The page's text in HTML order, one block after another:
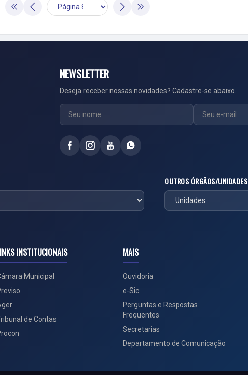
NEWSLETTER
Deseja receber nossas novidades? Cadastre-se abaixo.
OUTROS ÓRGÃOS/UNIDADES
INSTITUCIONAIS
Municipal
de Contas
MAIS
Ouvidoria
e-Sic
Perguntas e Respostas
Frequentes
Secretarias
Departamento de Comunicação